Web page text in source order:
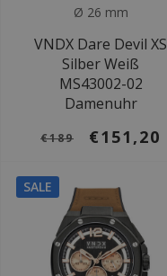
Ø 26 mm
VNDX Dare Devil XS
Silber Weiß
MS43002-02
Damenuhr
€189 €151,20
SALE